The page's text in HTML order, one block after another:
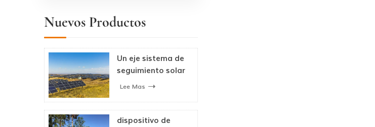
Nuevos Productos
Un eje sistema de
seguimiento solar
fotovoltaico
Lee Mas
dispositivo de